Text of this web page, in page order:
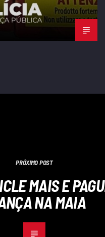
PRÓXIMO POST
MAIS E
NA MAIA